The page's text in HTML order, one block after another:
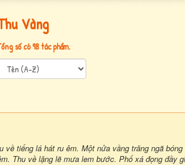
Vàng
số có 98 tác phẩm.
về tiếng lá hát ru êm. Một nửa vầng trăng ngã
Thu về lặng lẽ mưa lem bước. Phố xá đọng đầy